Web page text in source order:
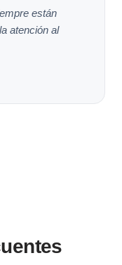
están
atención al